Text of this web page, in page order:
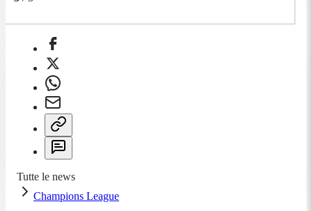
Tutte le news
Champions League